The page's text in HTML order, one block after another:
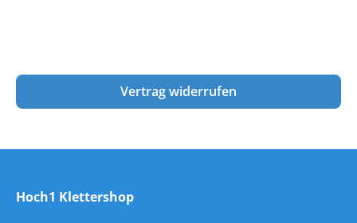
Vertrag widerrufen
Hoch1 Klettershop